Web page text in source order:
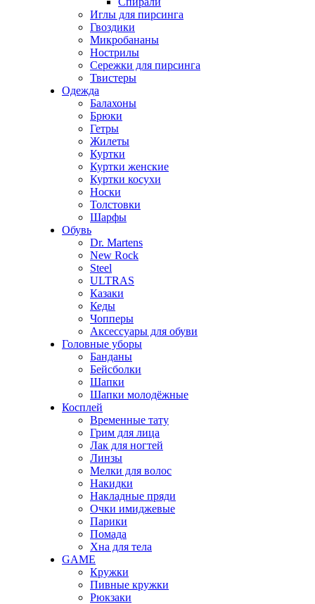
Иглы для пирсинга
Гвоздики
Микробананы
Нострилы
Сережки для пирсинга
Твистеры
Одежда
Балахоны
Брюки
Гетры
Жилеты
Куртки
Куртки женские
Куртки косухи
Носки
Толстовки
Шарфы
Обувь
Dr. Martens
New Rock
Steel
ULTRAS
Казаки
Кеды
Чопперы
Аксессуары для обуви
Головные уборы
Банданы
Бейсболки
Шапки
Шапки молодёжные
Косплей
Временные тату
Грим для лица
Лак для ногтей
Линзы
Мелки для волос
Накидки
Накладные пряди
Очки имиджевые
Парики
Помада
Хна для тела
GAME
Кружки
Пивные кружки
Рюкзаки